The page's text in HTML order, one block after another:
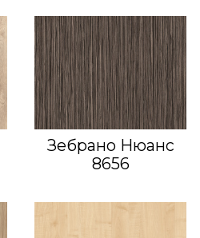
Зебрано Нюанс
8656